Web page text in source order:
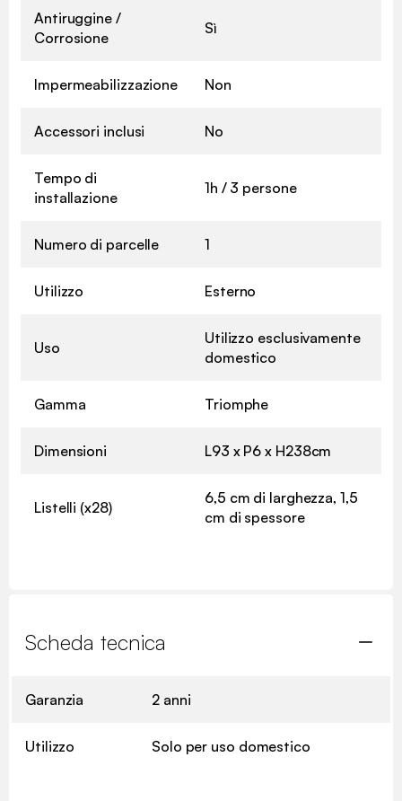
Antiruggine /
Corrosione
Sì
Impermeabilizzazione Non
Accessori inclusi No
Tempo di
installazione
1h / 3 persone
Numero di parcelle 1
Utilizzo Esterno
Uso
Utilizzo esclusivamente
domestico
Gamma Triomphe
Dimensioni L93 x P6 x H238cm
Listelli (x28)
6,5 cm di larghezza, 1,5
cm di spessore
Scheda tecnica
Garanzia 2 anni
Utilizzo Solo per uso domestico